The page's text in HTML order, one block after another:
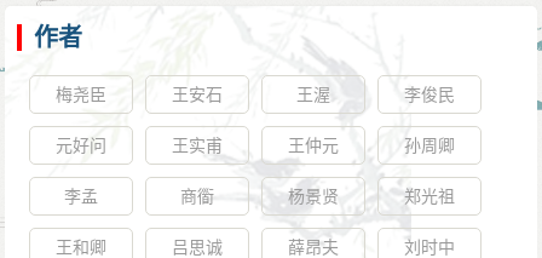
作者
梅尧臣 王安石 王渥 李俊民
元好问 王实甫 王仲元 孙周卿
李孟 商衟 杨景贤 郑光祖
王和卿 吕思诚 薛昂夫 刘时中